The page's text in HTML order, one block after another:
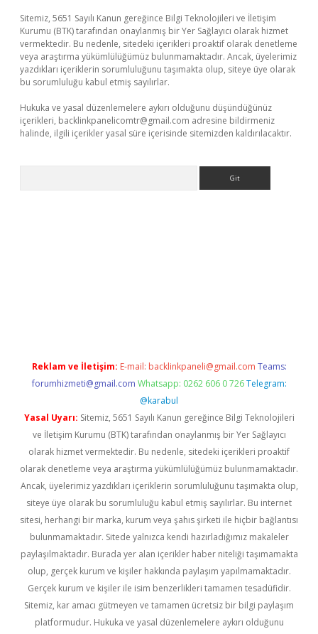
Sitemiz, 5651 Sayılı Kanun gereğince Bilgi Teknolojileri ve İletişim
Kurumu (BTK) tarafından onaylanmış bir Yer Sağlayıcı olarak hizmet
vermektedir. Bu nedenle, sitedeki içerikleri proaktif olarak denetleme
veya araştırma yükümlülüğümüz bulunmamaktadır. Ancak, üyelerimiz
yazdıkları içeriklerin sorumluluğunu taşımakta olup, siteye üye olarak
bu sorumluluğu kabul etmiş sayılırlar.
Hukuka ve yasal düzenlemelere aykırı olduğunu düşündüğünüz
içerikleri, backlinkpanelicomtr@gmail.com adresine bildirmeniz
halinde, ilgili içerikler yasal süre içerisinde sitemizden kaldırılacaktır.
Reklam ve İletişim: E-mail: backlinkpaneli@gmail.com Teams:
forumhizmeti@gmail.com Whatsapp: 0262 606 0 726 Telegram:
@karabul
Yasal Uyarı: Sitemiz, 5651 Sayılı Kanun gereğince Bilgi Teknolojileri
ve İletişim Kurumu (BTK) tarafından onaylanmış bir Yer Sağlayıcı
olarak hizmet vermektedir. Bu nedenle, sitedeki içerikleri proaktif
olarak denetleme veya araştırma yükümlülüğümüz bulunmamaktadır.
Ancak, üyelerimiz yazdıkları içeriklerin sorumluluğunu taşımakta olup,
siteye üye olarak bu sorumluluğu kabul etmiş sayılırlar. Bu internet
sitesi, herhangi bir marka, kurum veya şahıs şirketi ile hiçbir bağlantısı
bulunmamaktadır. Sitede yalnızca kendi hazırladığımız makaleler
paylaşılmaktadır. Burada yer alan içerikler haber niteliği taşımamakta
olup, gerçek kurum ve kişiler hakkında paylaşım yapılmamaktadır.
Gerçek kurum ve kişiler ile isim benzerlikleri tamamen tesadüfidir.
Sitemiz, kar amacı gütmeyen ve tamamen ücretsiz bir bilgi paylaşım
platformudur. Hukuka ve yasal düzenlemelere aykırı olduğunu